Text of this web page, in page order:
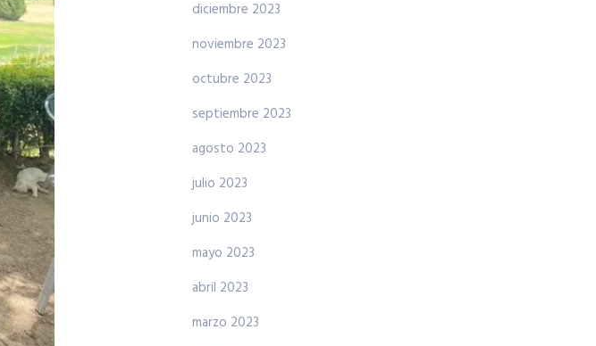
diciembre 2023
noviembre 2023
octubre 2023
septiembre 2023
agosto 2023
julio 2023
junio 2023
mayo 2023
abril 2023
marzo 2023